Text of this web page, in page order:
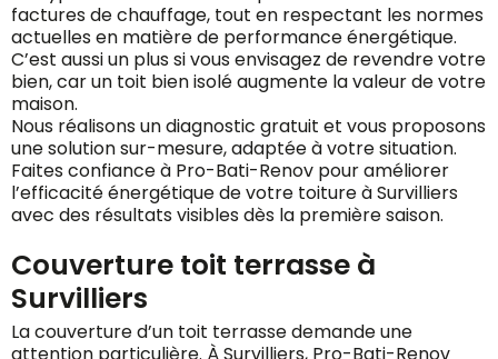
factures de chauffage, tout en respectant les normes
actuelles en matière de performance énergétique.
C’est aussi un plus si vous envisagez de revendre votre
bien, car un toit bien isolé augmente la valeur de votre
maison.
Nous réalisons un diagnostic gratuit et vous proposons
une solution sur-mesure, adaptée à votre situation.
Faites confiance à Pro-Bati-Renov pour améliorer
l’efficacité énergétique de votre toiture à Survilliers
avec des résultats visibles dès la première saison.
Couverture toit terrasse à
Survilliers
La couverture d’un toit terrasse demande une
attention particulière. À Survilliers, Pro-Bati-Renov